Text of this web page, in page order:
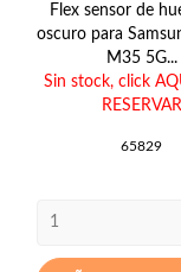
Flex sensor de
oscuro para
M35 5G...
Sin stock, click
RESERVAR
65829